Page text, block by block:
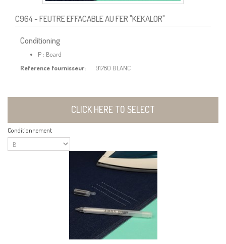
C964- FEUTRE EFFACABLE AU FER "KEKALOR"
Conditioning
P : Board
Reference fournisseur:
91780 BLANC
CLICK HERE TO SELECT
Conditionnement